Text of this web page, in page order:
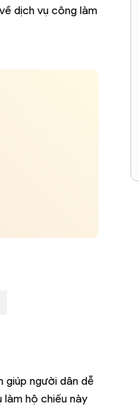
dịch vụ công làm
giúp người dân dễ
hộ chiếu này